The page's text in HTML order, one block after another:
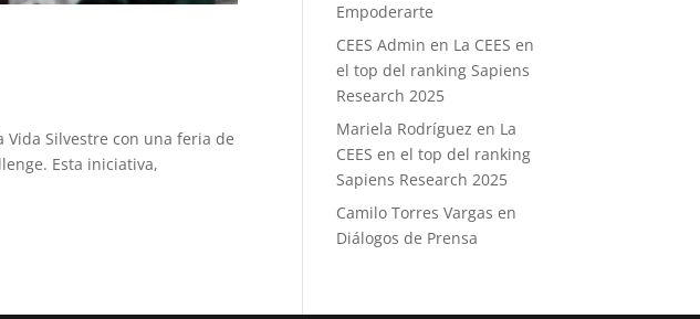
Silvestre con una feria de
Esta iniciativa,
Empoderarte
CEES Admin en La CEES en
el top del ranking Sapiens
Research 2025
Mariela Rodríguez en La
CEES en el top del ranking
Sapiens Research 2025
Camilo Torres Vargas en
Diálogos de Prensa